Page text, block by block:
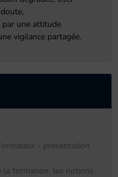
une attitude
vigilance partagée.
- présentation
la formation, les notions